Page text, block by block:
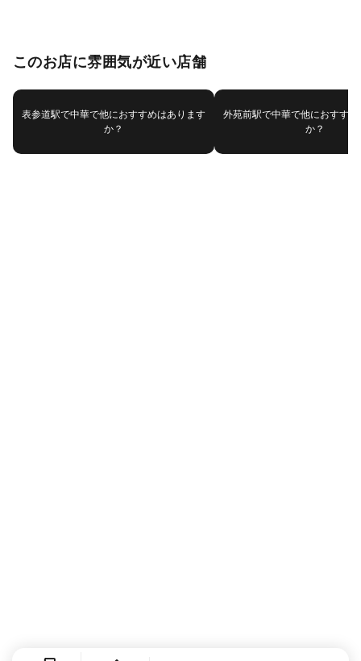
このお店に雰囲気が近い店舗
表参道駅で中華で他におすすめはあります
か？
外苑前駅で中華で他におすす
か？